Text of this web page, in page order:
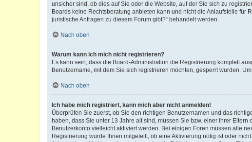
unsicher sind, ob dies auf Sie oder die Website, auf der Sie sich zu
Boards keine Rechtsberatung anbieten kann und nicht die Anlaufstelle für
juristische Anfragen zu diesem Forum gibt?“ behandelt werden.
Nach oben
Warum kann ich mich nicht registrieren?
Es kann sein, dass die Board-Administration die Registrierung komplett
Benutzername, mit dem Sie sich registrieren möchten, gesperrt wurden.
Nach oben
Ich habe mich registriert, kann mich aber nicht anmelden!
Überprüfen Sie zuerst, ob Sie den richtigen Benutzernamen und das
haben, dass Sie unter 13 Jahre alt sind, müssen Sie bzw. einer Ihrer
Benutzerkonto vielleicht aktiviert werden. Bei einigen Foren müssen alle
Registrierung wurde Ihnen mitgeteilt, ob eine Aktivierung nötig ist oder